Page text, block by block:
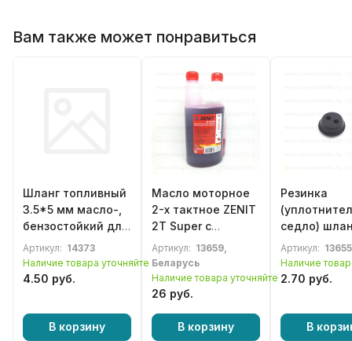
Вам также может понравиться
Шланг топливный
3.5*5 мм масло-,
бензостойкий для
бензопил,
мотокос и др.
Артикул: 14373
Наличие товара уточняйте
4.50 руб.
В корзину
Масло моторное
2-х тактное ZENIT
2T Super с
дозатором,
полусинтетика 1л
Артикул: 13659,
Беларусь
Наличие товара уточняйте
26 руб.
В корзину
Резинка
седло)
под 2
для
Артикул: 13655
Наличие
2.70 руб.
В